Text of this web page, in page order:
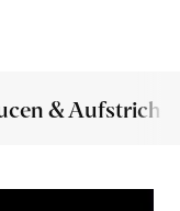
& Aufstriche